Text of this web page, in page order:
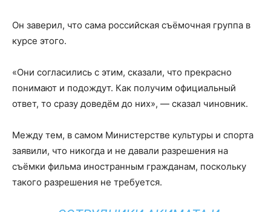
Он заверил, что сама российская съёмочная группа в
курсе этого.
«Они согласились с этим, сказали, что прекрасно
понимают и подождут. Как получим официальный
ответ, то сразу доведём до них», — сказал чиновник.
Между тем, в самом Министерстве культуры и спорта
заявили, что никогда и не давали разрешения на
съёмки фильма иностранным гражданам, поскольку
такого разрешения не требуется.